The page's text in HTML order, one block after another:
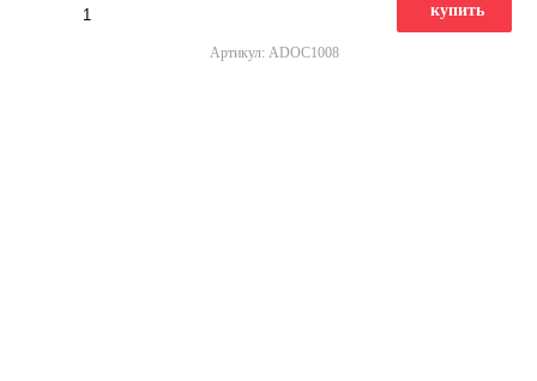
купить
Артикул: ADOC1008